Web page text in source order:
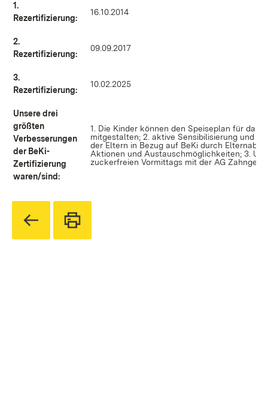
1.
Rezertifizierung:
16.10.2014
2.
Rezertifizierung:
09.09.2017
3.
Rezertifizierung:
10.02.2025
Unsere drei
größten
Verbesserungen
der BeKi-
Zertifizierung
waren/sind:
1. Die Kinder können den Speiseplan für das
mitgestalten; 2. aktive Sensibilisierung und
der Eltern in Bezug auf BeKi durch
Aktionen und Austauschmöglichkeiten; 3.
zuckerfreien Vormittags mit der AG